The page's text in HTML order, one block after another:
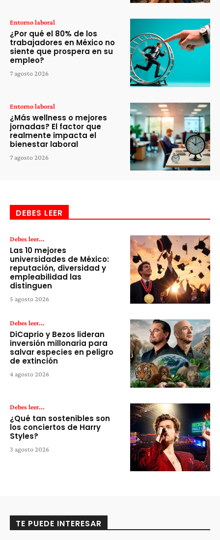
Entorno laboral
¿Por qué el 80% de los
trabajadores en México no
siente que prospera en su
empleo?
7 agosto 2026
Entorno laboral
¿Más wellness o mejores
jornadas? El factor que
realmente impacta el
bienestar laboral
7 agosto 2026
DEBES LEER
Debes leer...
Las 10 mejores
universidades de México:
reputación, diversidad y
empleabilidad las
distinguen
5 agosto 2026
Debes leer...
DiCaprio y Bezos lideran
inversión millonaria para
salvar especies en peligro
de extinción
4 agosto 2026
Debes leer...
¿Qué tan sostenibles son
los conciertos de Harry
Styles?
3 agosto 2026
TE PUEDE INTERESAR